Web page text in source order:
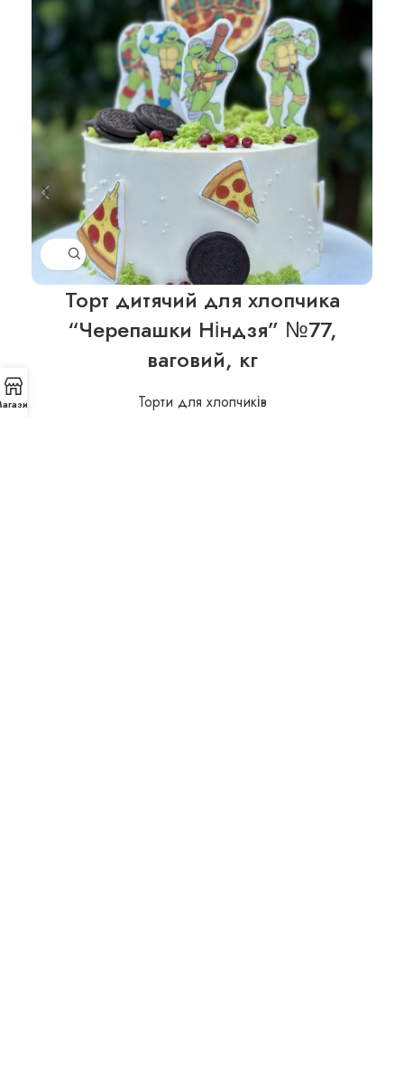
Торт дитячий для хлопчика
“Черепашки Ніндзя” №77,
ваговий, кг
Торти для хлопчиків